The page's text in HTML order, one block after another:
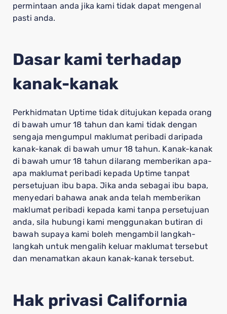
permintaan anda jika kami tidak dapat mengenal
pasti anda.
Dasar kami terhadap
kanak-kanak
Perkhidmatan Uptime tidak ditujukan kepada orang
di bawah umur 18 tahun dan kami tidak dengan
sengaja mengumpul maklumat peribadi daripada
kanak-kanak di bawah umur 18 tahun. Kanak-kanak
di bawah umur 18 tahun dilarang memberikan apa-
apa maklumat peribadi kepada Uptime tanpat
persetujuan ibu bapa. Jika anda sebagai ibu bapa,
menyedari bahawa anak anda telah memberikan
maklumat peribadi kepada kami tanpa persetujuan
anda, sila hubungi kami menggunakan butiran di
bawah supaya kami boleh mengambil langkah-
langkah untuk mengalih keluar maklumat tersebut
dan menamatkan akaun kanak-kanak tersebut.
Hak privasi California